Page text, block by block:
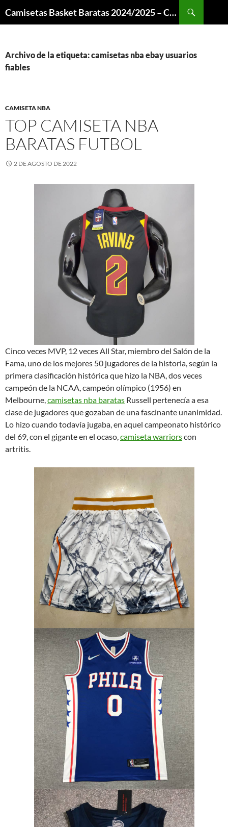
Camisetas Basket Baratas 2024/2025 – Camisetas NBA
Archivo de la etiqueta: camisetas nba ebay usuarios
fiables
CAMISETA NBA
TOP CAMISETA NBA
BARATAS FUTBOL
2 DE AGOSTO DE 2022
Cinco veces MVP, 12 veces All Star, miembro del Salón de la
Fama, uno de los mejores 50 jugadores de la historia, según la
primera clasificación histórica que hizo la NBA, dos veces
campeón de la NCAA, campeón olímpico (1956) en
Melbourne,camisetas nba baratas Russell pertenecía a esa
clase de jugadores que gozaban de una fascinante unanimidad.
Lo hizo cuando todavía jugaba, en aquel campeonato histórico
del 69, con el gigante en el ocaso,camiseta warriorscon
artritis.